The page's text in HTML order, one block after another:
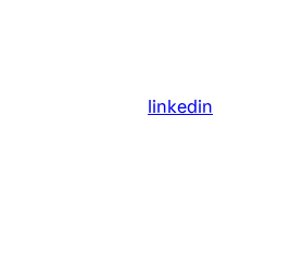
linkedin